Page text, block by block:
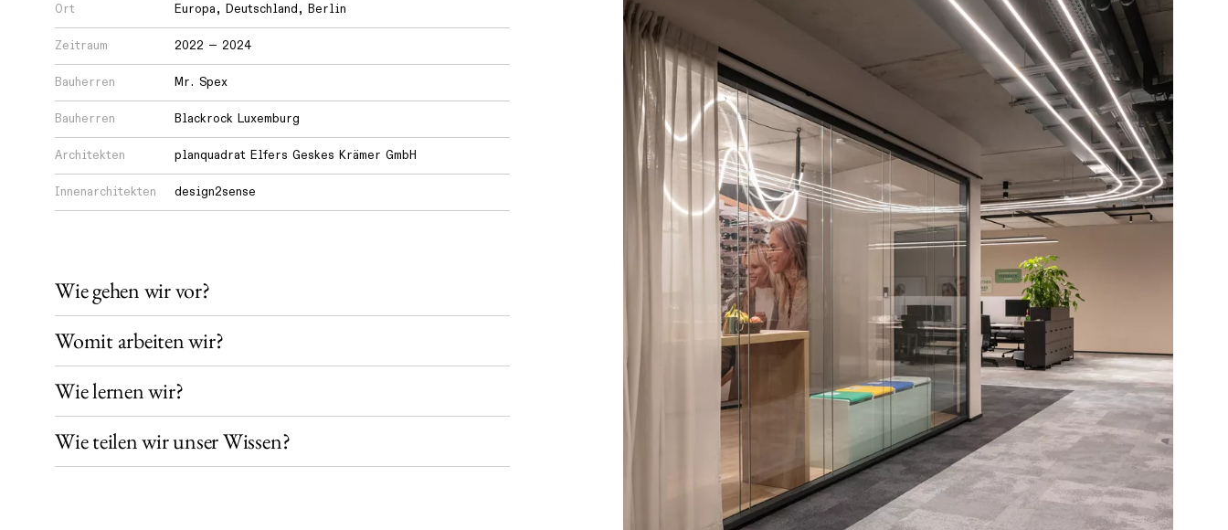
Ort Europa, Deutschland, Berlin
Zeitraum 2022 — 2024
Bauherren Mr. Spex
Bauherren Blackrock Luxemburg
Architekten planquadrat Elfers Geskes Krämer GmbH
Innenarchitekten design2sense
Wie gehen wir vor?
Womit arbeiten wir?
Wie lernen wir?
Wie teilen wir unser Wissen?
Wie
teilen
wir
unser
Wissen?